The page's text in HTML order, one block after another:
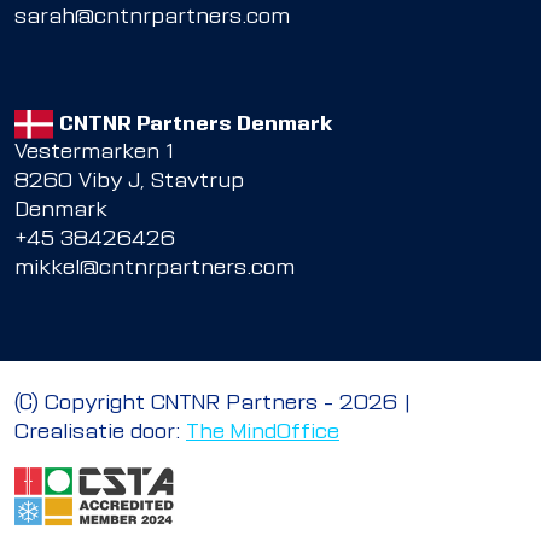
sarah@cntnrpartners.com
CNTNR Partners Denmark
Vestermarken 1
8260 Viby J, Stavtrup
Denmark
+45 38426426
mikkel@cntnrpartners.com
© Copyright CNTNR Partners – 2026 |
Crealisatie door:
The MindOffice